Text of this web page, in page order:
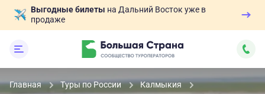
Выгодные билеты на Дальний Восток уже в
продаже
Главная Туры по России
Калмыкия